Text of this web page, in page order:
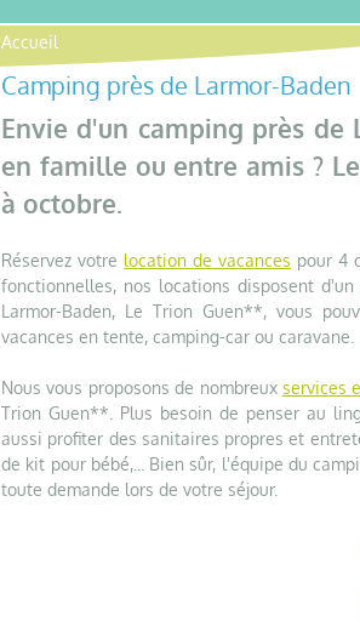
Accueil
Camping près de Larmor-Baden
Envie d'un camping près de
en famille ou entre amis ? Le
à octobre.
Réservez votre location de vacances pour 4
fonctionnelles, nos locations disposent
Larmor-Baden, Le Trion Guen**, vous
vacances en tente, camping-car ou caravane.
Nous vous proposons de nombreux services
Trion Guen**. Plus besoin de penser au
aussi profiter des sanitaires propres et
de kit pour bébé,... Bien sûr, l'équipe du
toute demande lors de votre séjour.